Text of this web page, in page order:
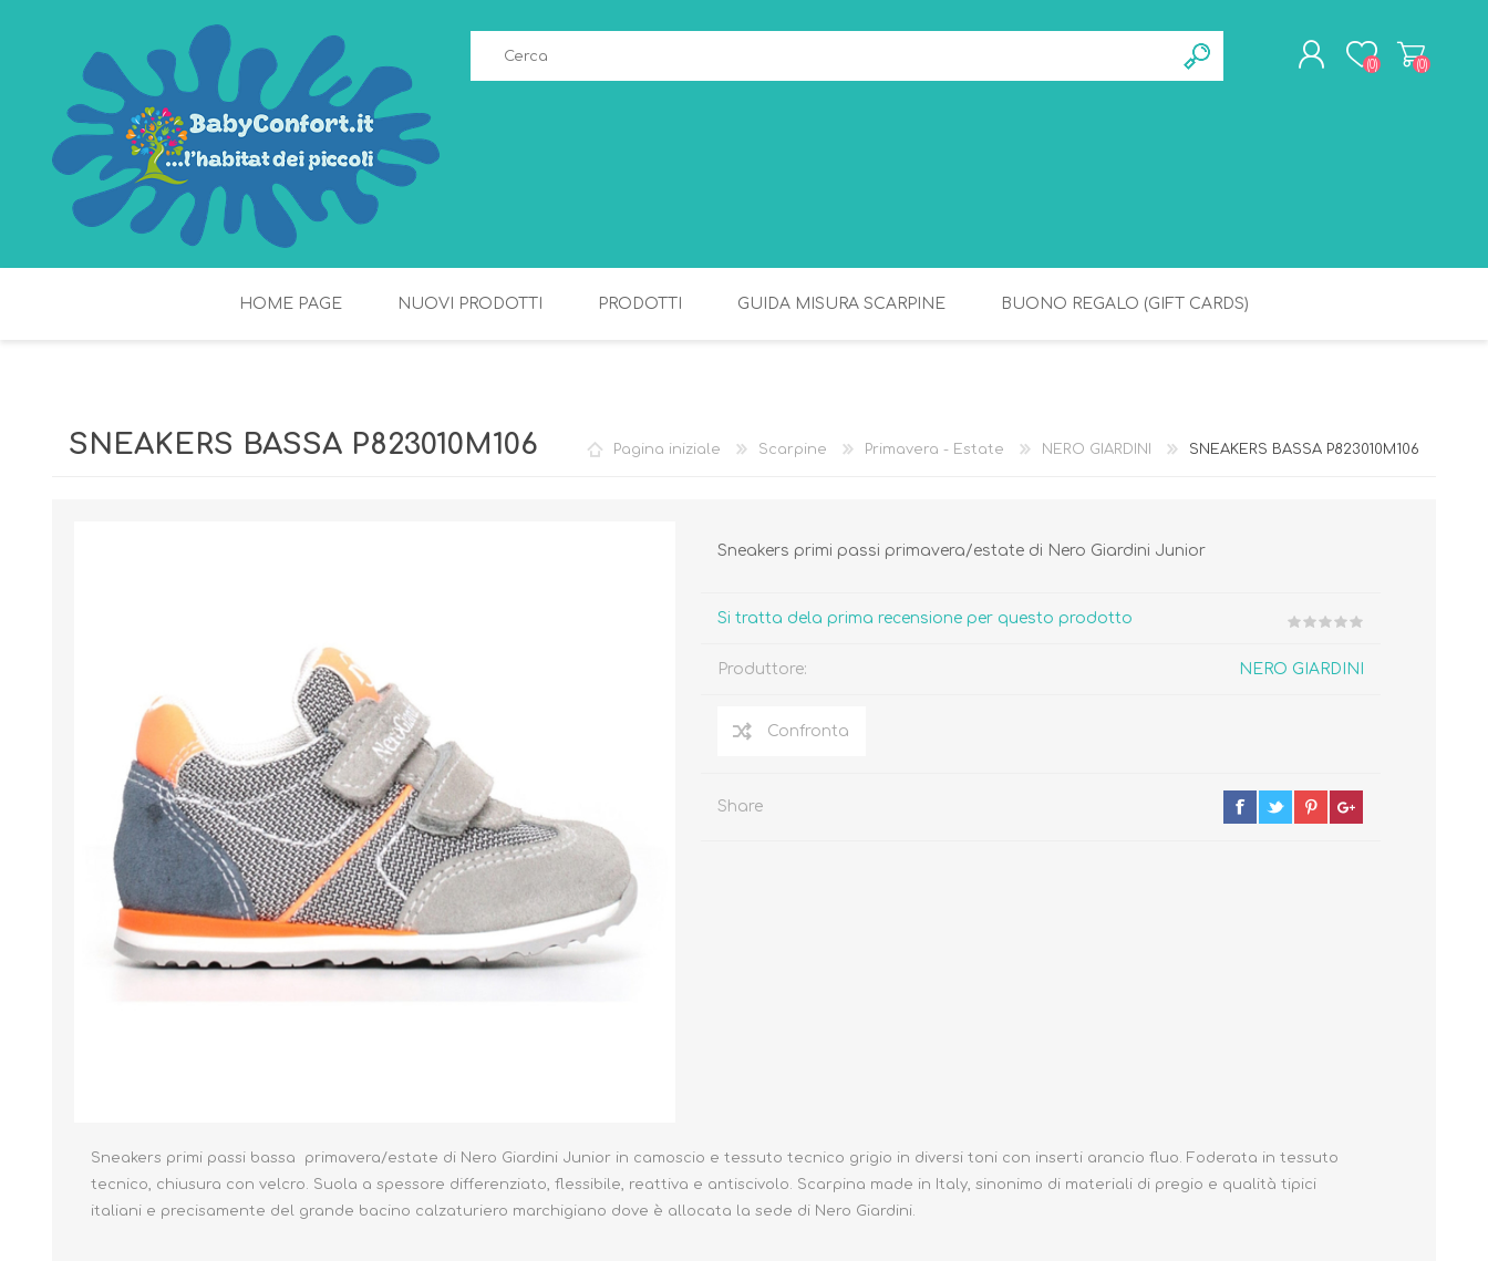
(0) (0)
HOME PAGE NUOVI PRODOTTI PRODOTTI
Piatti, Posate, Bavaglini Igiene del Bambino
BENESSERE E
PROTEZIONE
Babymonitor
Sicurezza in Casa e
Fuori
PASSEGGIO
Passeggini, Seggiolini,
Accessori
GIOCATTOLI
Costumi da Bagno
Creme Solari
Autunno - Inverno
GUIDA MISURA SCARPINE BUONO REGALO (GIFT CARDS)
Pagina iniziale Scarpine Primavera - Estate NERO GIARDINI SNEAKERS BASSA P823010M106
SNEAKERS BASSA P823010M106
Sneakers primi passi primavera/estate di Nero Giardini Junior
Si tratta dela prima recensione per questo prodotto
Produttore: NERO GIARDINI
Share
Sneakers primi passi bassa primavera/estate di Nero Giardini Junior in camoscio e tessuto tecnico grigio in diversi toni con inserti arancio fluo. Foderata in tessuto
tecnico, chiusura con velcro. Suola a spessore differenziato, flessibile, reattiva e antiscivolo. Scarpina made in Italy, sinonimo di materiali di pregio e qualità tipici
italiani e precisamente del grande bacino calzaturiero marchigiano dove è allocata la sede di Nero Giardini.